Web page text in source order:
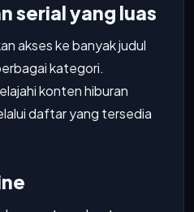
serial yang luas
akses ke banyak judul
kategori.
konten hiburan
daftar yang tersedia